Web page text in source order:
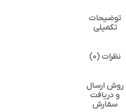
توضیحات
تکمیلی
نظرات (0)
روش ارسال
و دریافت
سفارش